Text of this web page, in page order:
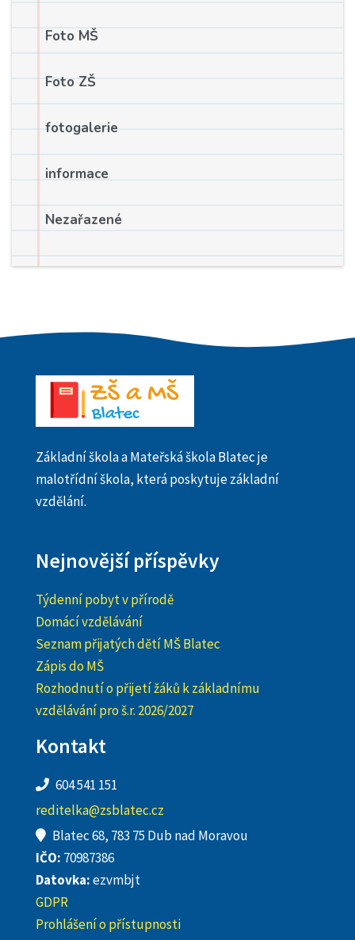
Foto MŠ
Foto ZŠ
fotogalerie
informace
Nezařazené
Základní škola a Mateřská škola Blatec je
malotřídní škola, která poskytuje základní
vzdělání.
Nejnovější příspěvky
Týdenní pobyt v přírodě
Domácí vzdělávání
Seznam přijatých dětí MŠ Blatec
Zápis do MŠ
Rozhodnutí o přijetí žáků k základnímu
vzdělávání pro š.r. 2026/2027
Kontakt
604 541 151
reditelka@zsblatec.cz
Blatec 68, 783 75 Dub nad Moravou
IČO: 70987386
Datovka:ezvmbjt
GDPR
Prohlášení o přístupnosti